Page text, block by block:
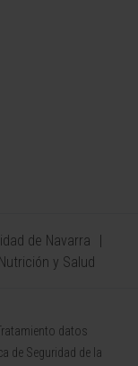
de Navarra
y Salud
datos
de Seguridad de la